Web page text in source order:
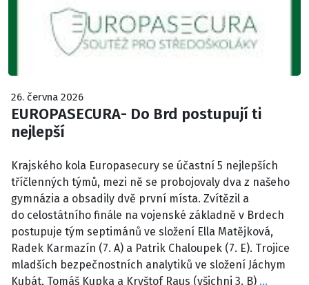
26. června 2026
EUROPASECURA- Do Brd postupují ti
nejlepší
Krajského kola Europasecury se účastní 5 nejlepších
tříčlenných týmů, mezi ně se probojovaly dva z našeho
gymnázia a obsadily dvě první místa. Zvítězil a
do celostátního finále na vojenské základně v Brdech
postupuje tým septimánů ve složení Ella Matějková,
Radek Karmazín (7. A) a Patrik Chaloupek (7. E). Trojice
mladších bezpečnostních analytiků ve složení Jáchym
Kubát, Tomáš Kupka a Kryštof Raus (všichni 3. B) …